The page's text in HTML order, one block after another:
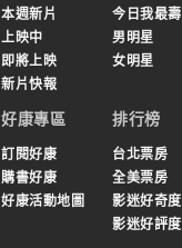
本週新片
上映中
即將上映
新片快報
今日我最壽
男明星
女明星
好康專區
訂閱好康
購書好康
好康活動地圖
排行榜
台北票房
全美票房
影迷好奇度
影迷好評度